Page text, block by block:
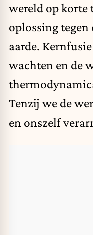
wereld op korte
oplossing
aarde.
wachten en de
Tenzij we de
en onszelf